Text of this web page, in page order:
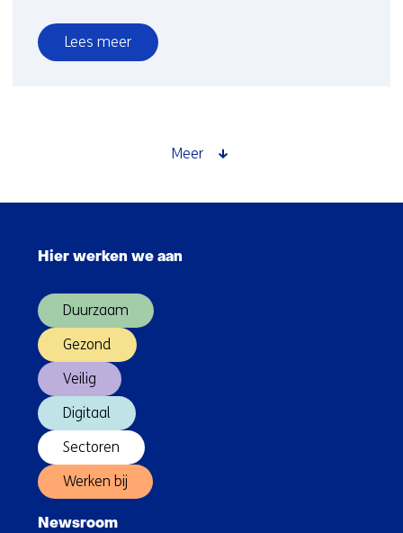
Lees meer
over
steeds
getest
Meer
Hier werken we aan
Duurzaam
Gezond
Veilig
Digitaal
Sectoren
Werken bij
Newsroom